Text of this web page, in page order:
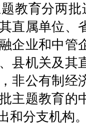
育分两批
直属单位、
企业和中管
县机关及其
非公有制经
主题教育的
和分支机构